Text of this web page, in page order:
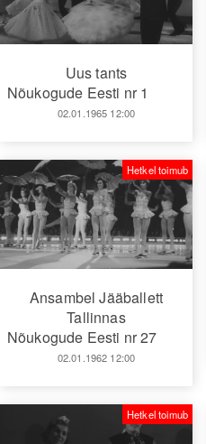
Uus tants
Nõukogude Eesti nr 1
02.01.1965 12:00
Ansambel Jääballett
Tallinnas
Nõukogude Eesti nr 27
02.01.1962 12:00
Hetkel toimub
Hetkel toimub